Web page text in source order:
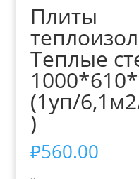
Плиты
Теплые
(1уп/
)
₽560.00